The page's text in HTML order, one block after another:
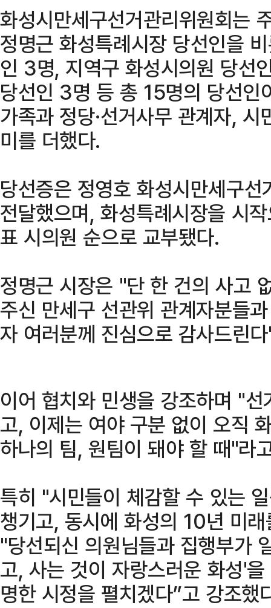
화성시만세구선거관리위원회는
정명근 화성특례시장 당선인을
인 3명, 지역구 화성시의원 당선
당선인 3명 등 총 15명의 당선인
가족과 정당·선거사무 관계자,
미를 더했다.
당선증은 정영호 화성시만세구
전달했으며, 화성특례시장을 시
표 시의원 순으로 교부됐다.
정명근 시장은 "단 한 건의 사고
주신 만세구 선관위 관계자분들
자 여러분께 진심으로 감사드린
이어 협치와 민생을 강조하며 "
고, 이제는 여야 구분 없이 오직
하나의 팀, 원팀이 돼야 할 때"라
특히 "시민들이 체감할 수 있는
챙기고, 동시에 화성의 10년 미
"당선되신 의원님들과 집행부가
고, 사는 것이 자랑스러운 화성'
명한 시정을 펼치겠다”고 강조했